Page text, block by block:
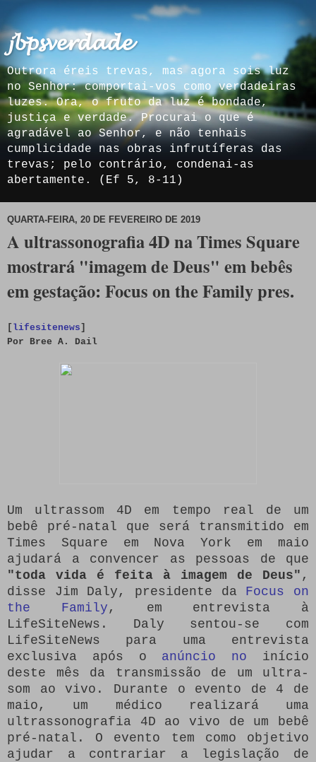
𝓳𝓫𝓹𝓼𝓿𝓮𝓻𝓭𝓪𝓭𝓮
Outrora éreis trevas, mas agora sois luz
no Senhor: comportai-vos como verdadeiras
luzes. Ora, o fruto da luz é bondade,
justiça e verdade. Procurai o que é
agradável ao Senhor, e não tenhais
cumplicidade nas obras infrutíferas das
trevas; pelo contrário, condenai-as
abertamente. (Ef 5, 8-11)
QUARTA-FEIRA, 20 DE FEVEREIRO DE 2019
A ultrassonografia 4D na Times Square
mostrará "imagem de Deus" em bebês
em gestação: Focus on the Family pres.
[ lifesitenews ]
Por
Bree A. Dail
Um ultrassom 4D em tempo real de um
bebê pré-natal que será transmitido em
Times Square em Nova York em maio
ajudará a convencer as pessoas de que
"toda vida é feita à imagem de Deus" ,
disse Jim Daly, presidente da Focus on
the Family , em entrevista à
LifeSiteNews.
Daly sentou-se com
LifeSiteNews para uma entrevista
exclusiva após o anúncio no início
deste mês da transmissão de um ultra-
som ao vivo.
Durante o evento de 4 de
maio, um médico realizará uma
ultrassonografia 4D ao vivo de um bebê
pré-natal.
O evento tem como objetivo
ajudar a contrariar a legislação de